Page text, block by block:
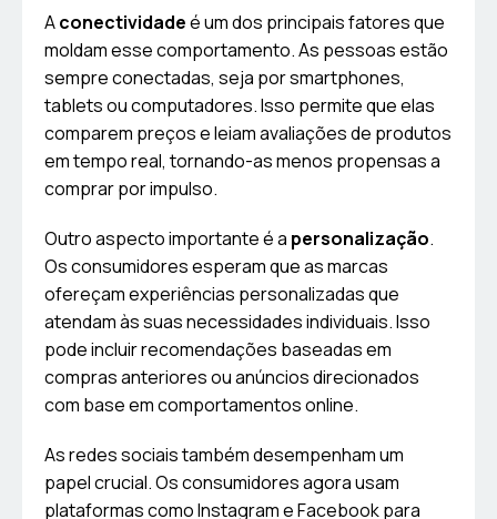
Aconectividadeé um dos principais fatores que
moldam esse comportamento. As pessoas estão
sempre conectadas, seja por smartphones,
tablets ou computadores. Isso permite que elas
comparem preços e leiam avaliações de produtos
em tempo real, tornando-as menos propensas a
comprar por impulso.
Outro aspecto importante é a personalização.
Os consumidores esperam que as marcas
ofereçam experiências personalizadas que
atendam às suas necessidades individuais. Isso
pode incluir recomendações baseadas em
compras anteriores ou anúncios direcionados
com base em comportamentos online.
As redes sociais também desempenham um
papel crucial. Os consumidores agora usam
plataformas como Instagram e Facebook para